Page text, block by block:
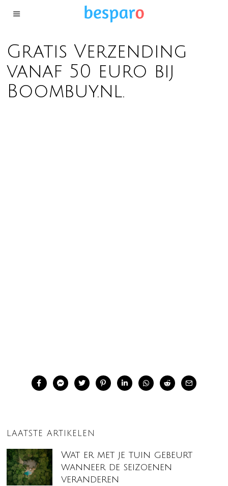
Gratis Verzending
vanaf 50 euro bij
Boombuy.nl.
LAATSTE ARTIKELEN
Wat er met je tuin gebeurt
wanneer de seizoenen
veranderen